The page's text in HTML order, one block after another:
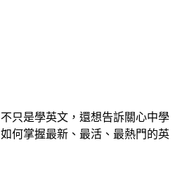
不只是學英文，還想告訴關心中學
何掌握最新、最活、最熱門的英